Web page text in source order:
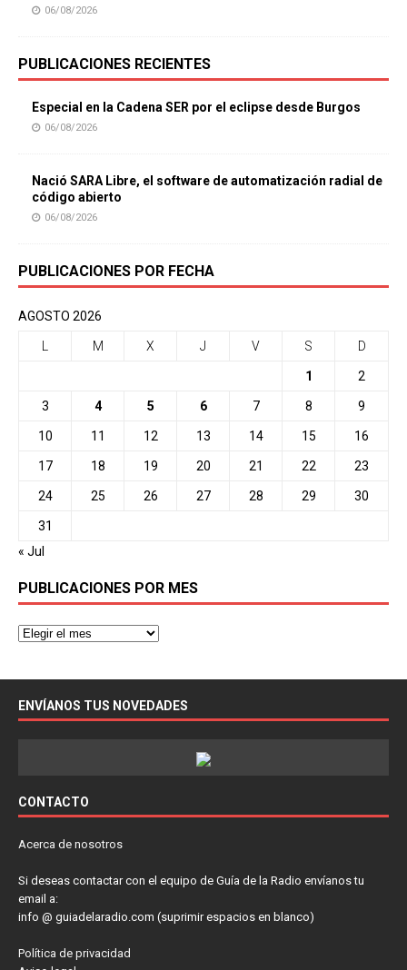
06/08/2026
PUBLICACIONES RECIENTES
Especial en la Cadena SER por el eclipse desde Burgos
06/08/2026
Nació SARA Libre, el software de automatización radial de
código abierto
06/08/2026
PUBLICACIONES POR FECHA
AGOSTO 2026
L M X J V S D
1 2
3 4 5 6 7 8 9
10 11 12 13 14 15 16
17 18 19 20 21 22 23
24 25 26 27 28 29 30
31
« Jul
PUBLICACIONES POR MES
ENVÍANOS TUS NOVEDADES
CONTACTO
Acerca de nosotros
Si deseas contactar con el equipo de Guía de la Radio envíanos tu
email a:
info @ guiadelaradio.com (suprimir espacios en blanco)
Política de privacidad